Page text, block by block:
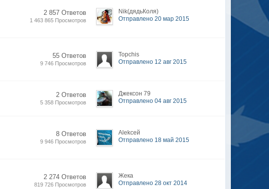
2 857 Ответов
1 463 865 Просмотров
Nik(дядьКоля)
Отправлено 20 мар 2015
55 Ответов
9 746 Просмотров
Topchis
Отправлено 12 авг 2015
2 Ответов
5 358 Просмотров
Джексон 79
Отправлено 04 авг 2015
8 Ответов
9 946 Просмотров
Alekсей
Отправлено 18 май 2015
2 274 Ответов
819 726 Просмотров
Жека
Отправлено 28 окт 2014